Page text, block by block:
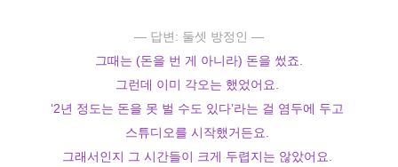
― 답변: 둘셋 방정인 ―
그때는 (돈을 번 게 아니라) 돈을 썼죠.
그런데 이미 각오는 했었어요.
‘2년 정도는 돈을 못 벌 수도 있다’라는 걸 염두에 두고
스튜디오를 시작했거든요.
그래서인지 그 시간들이 크게 두렵지는 않았어요.